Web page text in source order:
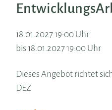
18.01.2027 19:00 Uhr
bis 18.01.2027 19:00 Uhr
Dieses Angebot richtet
DEZ